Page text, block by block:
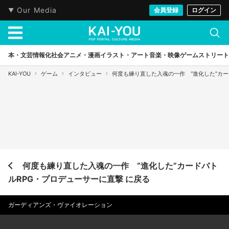
Our Media 会員登録 ログイン
本・文芸情報化社会アニメ・漫画イラスト・アート音楽・映像ゲームストリート
KAI-YOU ゲーム インタビュー 何度も練り直した入魂の一作 “進化した”カ
何度も練り直した入魂の一作 “進化した”カードバト
ルRPG・プロデューサーに直撃 に戻る
ガーディアンズ・ヴァイオレーション